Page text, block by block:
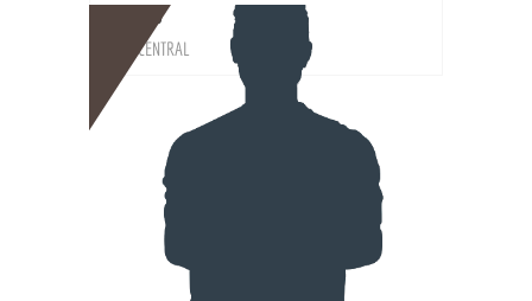
THIAGO
DEF. CENTRAL